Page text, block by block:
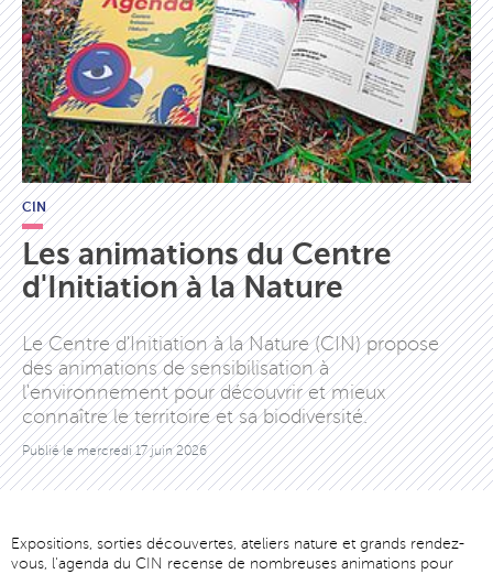
CIN
Les animations du Centre
d'Initiation à la Nature
Le Centre d'Initiation à la Nature (CIN) propose
des animations de sensibilisation à
l'environnement pour découvrir et mieux
connaître le territoire et sa biodiversité.
Publié lemercredi 17 juin 2026
Expositions, sorties découvertes, ateliers nature et grands rendez-
vous, l'agenda du CIN recense de nombreuses animations pour